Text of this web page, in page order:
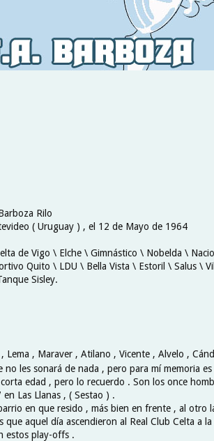
Rilo
( Uruguay ) , el 12 de Mayo de 1964
de Vigo \ Elche \ Gimnástico \ Nobelda \
Quito \ LDU \ Bella Vista \ Estoril \ Salus \
Sisley.
Lema , Maraver , Atilano , Vicente , Alvelo ,
no les sonará de nada , pero para mí memoria
edad , pero lo recuerdo . Son los once
Las Llanas , ( Sestao ) .
en que resido , más bien en frente , al otro
que aquel día ascendieron al Real Club Celta a
estos play-offs .